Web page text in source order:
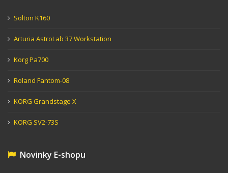
Solton K160
Arturia AstroLab 37 Workstation
Korg Pa700
Roland Fantom-08
KORG Grandstage X
KORG SV2-73S
Novinky E-shopu